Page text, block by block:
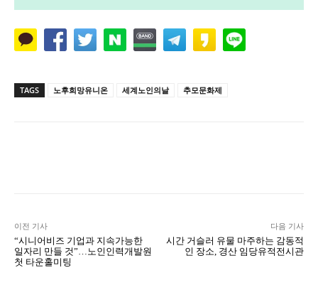
TAGS 노후희망유니온 세계노인의날 추모문화제
이전 기사
“시니어비즈 기업과 지속가능한
일자리 만들 것”…노인인력개발원
첫 타운홀미팅
다음 기사
시간 거슬러 유물 마주하는 감동적
인 장소, 경산 임당유적전시관